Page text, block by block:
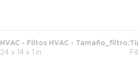
HVAC - Filtos HVAC - Tamaño_filtro
24 x 14 x 1 in